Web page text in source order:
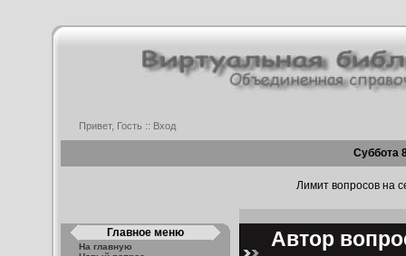
Привет, Гость :: Вход
Суббота
Лимит вопросов на
Главное меню
На главную
Автор